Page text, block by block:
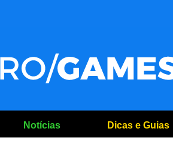
Notícias Dicas e Guias